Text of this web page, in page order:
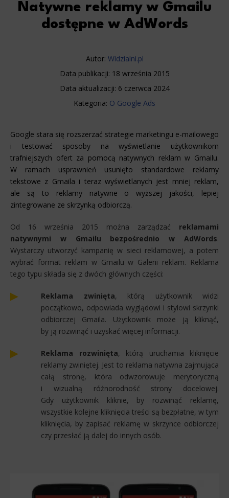
Natywne reklamy w Gmailu
dostępne w AdWords
Autor: Widzialni.pl
Data publikacji: 18 września 2015
Data aktualizacji: 6 czerwca 2024
Kategoria: O Google Ads
Google stara się rozszerzać strategie marketingu e-mailowego
i testować sposoby na wyświetlanie użytkownikom
trafniejszych ofert za pomocą natywnych reklam w Gmailu.
W ramach usprawnień usunięto standardowe reklamy
tekstowe z Gmaila i teraz wyświetlanych jest mniej reklam,
ale są to reklamy natywne o wyższej jakości, lepiej
zintegrowane ze skrzynką odbiorczą.
Od 16 września 2015 można zarządzać reklamami
natywnymi w Gmailu bezpośrednio w AdWords.
Wystarczy utworzyć kampanię w sieci reklamowej, a potem
wybrać format reklam w Gmailu w Galerii reklam. Reklama
tego typu składa się z dwóch głównych części:
Reklama zwinięta, którą użytkownik widzi
początkowo, odpowiada wyglądowi i stylowi skrzynki
odbiorczej Gmaila. Użytkownik może ją kliknąć,
by ją rozwinąć i uzyskać więcej informacji.
Reklama rozwinięta, którą uruchamia kliknięcie
reklamy zwiniętej. Jest to reklama natywna zajmująca
całą stronę, która odwzorowuje merytoryczną
i wizualną różnorodność strony docelowej.
Gdy użytkownik kliknie, by rozwinąć reklamę,
wszystkie kolejne kliknięcia treści są bezpłatne, w tym
kliknięcia, by zapisać reklamę w skrzynce odbiorczej
czy przesłać ją dalej do innych osób.